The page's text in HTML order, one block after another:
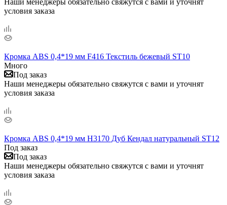
условия заказа
Кромка ABS 0,4*19 мм F416 Текстиль бежевый ST10
Много
Под заказ
Наши менеджеры обязательно свяжутся с вами и уточнят
условия заказа
Кромка ABS 0,4*19 мм H3170 Дуб Кендал натуральный ST12
Под заказ
Под заказ
Наши менеджеры обязательно свяжутся с вами и уточнят
условия заказа